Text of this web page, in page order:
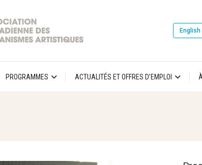
English
PROGRAMMES ACTUALITÉS ET OFFRES D’EMPLOI